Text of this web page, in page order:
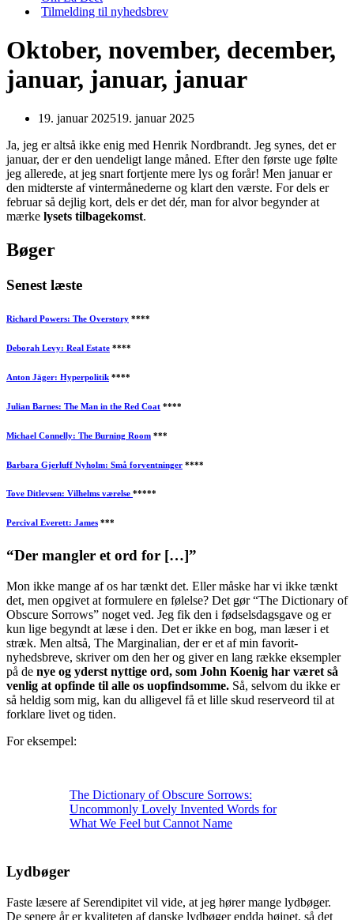
Tilmelding til nyhedsbrev
Oktober, november, december,
januar, januar, januar
19. januar 202519. januar 2025
Ja, jeg er altså ikke enig med Henrik Nordbrandt. Jeg synes, det er
januar, der er den uendeligt lange måned. Efter den første uge følte
jeg allerede, at jeg snart fortjente mere lys og forår! Men januar er
den midterste af vintermånederne og klart den værste. For dels er
februar så dejlig kort, dels er det dér, man for alvor begynder at
mærke lysets tilbagekomst.
Bøger
Senest læste
Richard Powers: The Overstory ****
Deborah Levy: Real Estate ****
Anton Jäger: Hyperpolitik ****
Julian Barnes: The Man in the Red Coat ****
Michael Connelly: The Burning Room ***
Barbara Gjerluff Nyholm: Små forventninger ****
Tove Ditlevsen: Vilhelms værelse *****
Percival Everett: James ***
“Der mangler et ord for […]”
Mon ikke mange af os har tænkt det. Eller måske har vi ikke tænkt
det, men opgivet at formulere en følelse? Det gør “The Dictionary of
Obscure Sorrows” noget ved. Jeg fik den i fødselsdagsgave og er
kun lige begyndt at læse i den. Det er ikke en bog, man læser i et
stræk. Men altså, The Marginalian, der er et af min favorit-
nyhedsbreve, skriver om den her og giver en lang række eksempler
på de nye og yderst nyttige ord, som John Koenig har været så
venlig at opfinde til alle os uopfindsomme. Så, selvom du ikke er
så heldig som mig, kan du alligevel få et lille skud reserveord til at
forklare livet og tiden.
For eksempel:
The Dictionary of Obscure Sorrows:
Uncommonly Lovely Invented Words for
What We Feel but Cannot Name
Lydbøger
Faste læsere af Serendipitet vil vide, at jeg hører mange lydbøger.
De senere år er kvaliteten af danske lydbøger endda højnet, så det